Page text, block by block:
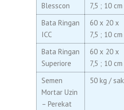
Blesscon
7,5 ; 10 cm
Bata Ringan
ICC
60 x 20 x
7,5 ; 10 cm
Bata Ringan
Superiore
60 x 20 x
7,5 ; 10 cm
Semen
Mortar Uzin
– Perekat
50 kg / sak